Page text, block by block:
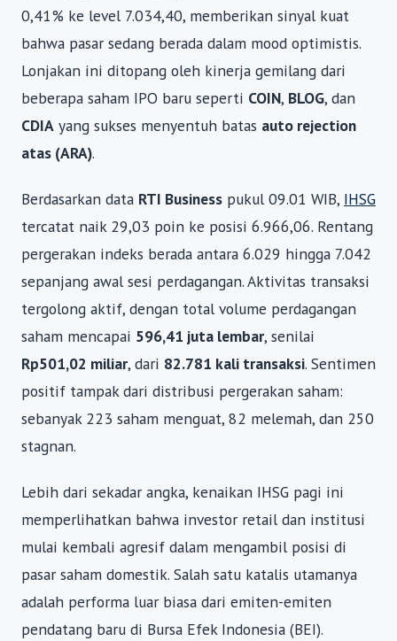
0,41% ke level 7.034,40, memberikan sinyal kuat
bahwa pasar sedang berada dalam mood optimistis.
Lonjakan ini ditopang oleh kinerja gemilang dari
beberapa saham IPO baru seperti COIN, BLOG, dan
CDIA yang sukses menyentuh batas auto rejection
atas (ARA).
Berdasarkan data RTI Business pukul 09.01 WIB, IHSG
tercatat naik 29,03 poin ke posisi 6.966,06. Rentang
pergerakan indeks berada antara 6.029 hingga 7.042
sepanjang awal sesi perdagangan. Aktivitas transaksi
tergolong aktif, dengan total volume perdagangan
saham mencapai 596,41 juta lembar, senilai
Rp501,02 miliar, dari 82.781 kali transaksi. Sentimen
positif tampak dari distribusi pergerakan saham:
sebanyak 223 saham menguat, 82 melemah, dan 250
stagnan.
Lebih dari sekadar angka, kenaikan IHSG pagi ini
memperlihatkan bahwa investor retail dan institusi
mulai kembali agresif dalam mengambil posisi di
pasar saham domestik. Salah satu katalis utamanya
adalah performa luar biasa dari emiten-emiten
pendatang baru di Bursa Efek Indonesia (BEI).